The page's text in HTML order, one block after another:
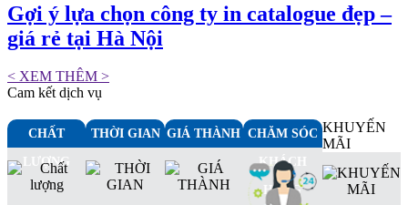
Gợi ý lựa chọn công ty in catalogue đẹp –
giá rẻ tại Hà Nội
< XEM THÊM >
Cam kết dịch vụ
CHẤT
LƯỢNG
THỜI GIAN GIÁ THÀNH CHĂM SÓC
KHÁCH
HÀNG
KHUYẾN
MÃI